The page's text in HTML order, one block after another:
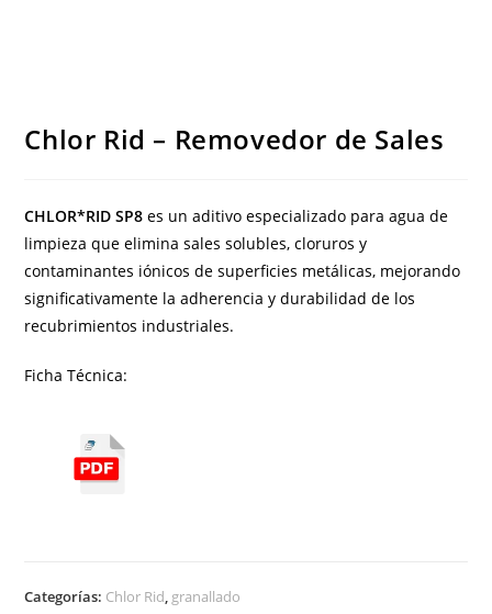
Chlor Rid – Removedor de Sales
CHLOR*RID SP8 es un aditivo especializado para agua de
limpieza que elimina sales solubles, cloruros y
contaminantes iónicos de superficies metálicas, mejorando
significativamente la adherencia y durabilidad de los
recubrimientos industriales.
Ficha Técnica:
Categorías: Chlor Rid, granallado